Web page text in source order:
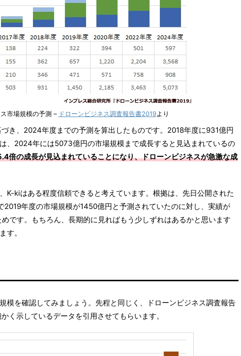
市場規模の予測 – ドローンビジネス調査報告書2019より
き、2024年度までの予測を算出したものです。2018年度に931億円
、2024年には5073億円の市場規模まで成長すると見込まれているの
倍の成長が見込まれていることになり、ドローンビジネスが急激な成
K-kiはある程度信頼できると考えています。根拠は、先日公開された
2019年度の市場規模が1450億円と予測されていたのに対し、実績が
です。もちろん、長期的に見ればもう少しずれはあるかと思います
す。
模を確認してみましょう。先程と同じく、ドローンビジネス調査報告
く示しているデータを引用させてもらいます。